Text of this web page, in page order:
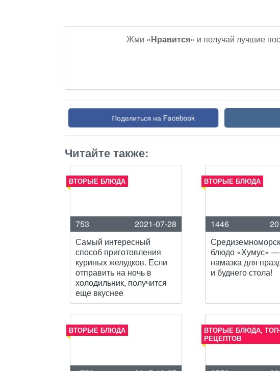
Жми «Нравится» и получай лучшие
Поделиться на Facebook
Читайте также:
ВТОРЫЕ БЛЮДА
753
2021-07-28
Самый интересный
способ приготовления
куриных желудков. Если
отправить на ночь в
холодильник, получится
еще вкуснее
ВТОРЫЕ БЛЮДА
1446
блюдо «Хумус»
намазка для
и буднего стола!
ВТОРЫЕ БЛЮДА
ВТОРЫЕ БЛЮДА, ТОП-
РЕЦЕПТОВ